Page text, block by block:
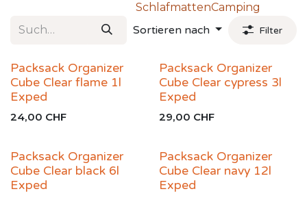
SchlafmattenCamping
Sortieren nach Filter
Packsack Organizer
Cube Clear flame 1l
Exped
24,00 CHF
Packsack Organizer
Cube Clear cypress 3l
Exped
29,00 CHF
Packsack Organizer
Cube Clear black 6l
Exped
Packsack Organizer
Cube Clear navy 12l
Exped